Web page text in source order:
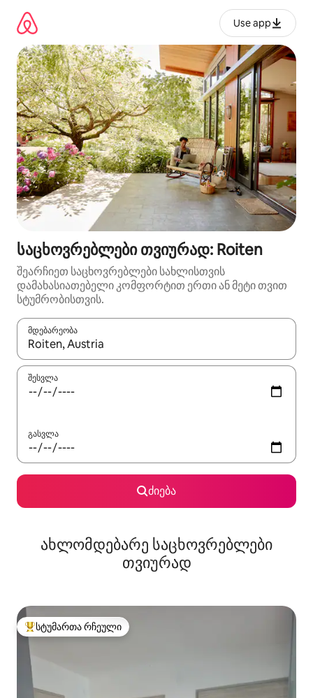
გადასვლა
Use app
საცხოვრებლები თვიურად: Roiten
შეარჩიეთ საცხოვრებლები სახლისთვის
დამახასიათებელი კომფორტით ერთი ან მეტი თვით
სტუმრობისთვის.
მდებარეობა
როცა შედეგები ხელმისაწვდომი გახდება, ნავიგაციისთვის
შესვლა
გასვლა
ძიება
ახლომდებარე საცხოვრებლები
თვიურად
სტუმართა რჩეული მოწინავე ვარიანტი
სტუმართა რჩეული